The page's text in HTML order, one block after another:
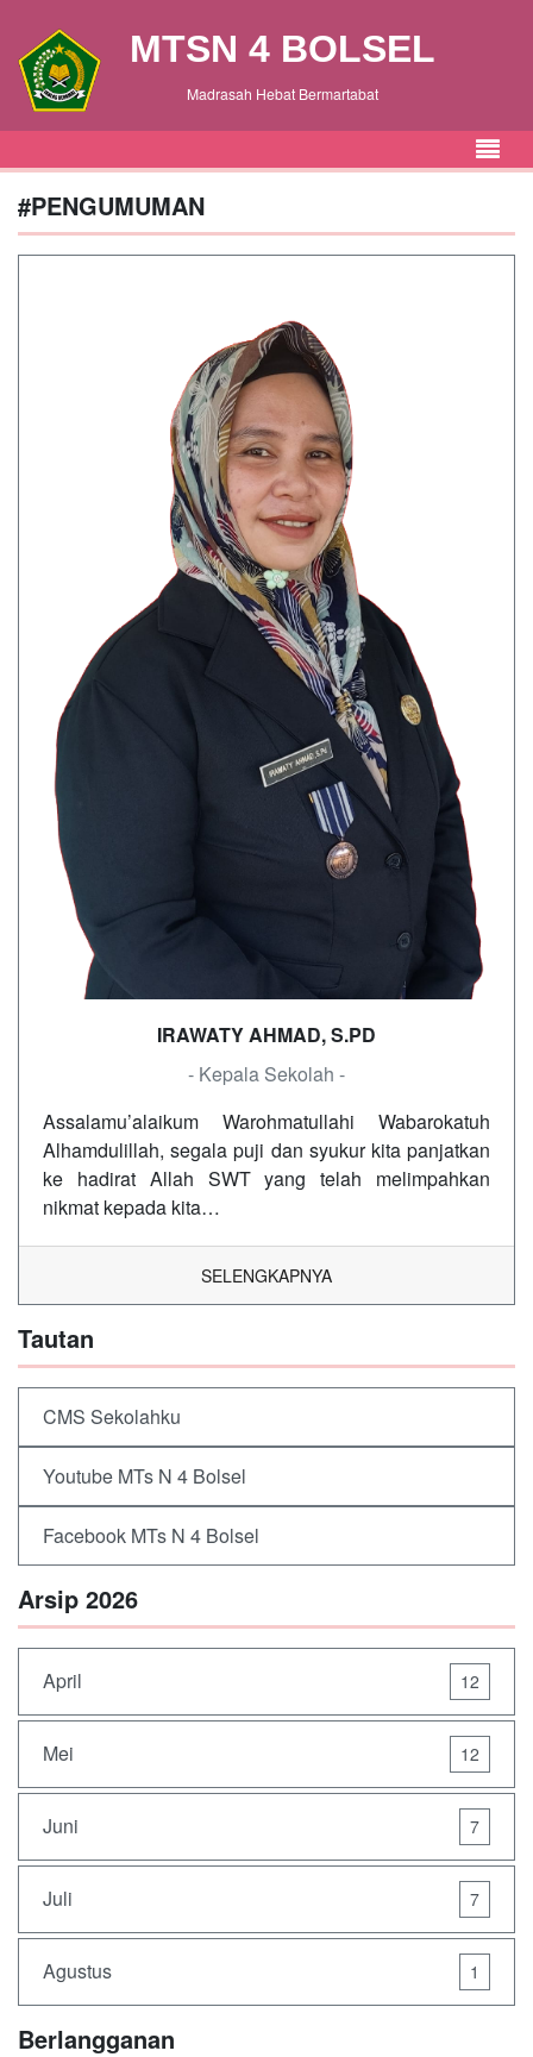
MTSN 4 BOLSEL
Madrasah Hebat Bermartabat
#PENGUMUMAN
IRAWATY AHMAD, S.PD
- Kepala Sekolah -
Assalamu’alaikum Warohmatullahi Wabarokatuh
Alhamdulillah, segala puji dan syukur kita panjatkan
ke hadirat Allah SWT yang telah melimpahkan
nikmat kepada kita…
SELENGKAPNYA
Tautan
CMS Sekolahku
Youtube MTs N 4 Bolsel
Facebook MTs N 4 Bolsel
Arsip 2026
April 12
Mei 12
Juni 7
Juli 7
Agustus 1
Berlangganan